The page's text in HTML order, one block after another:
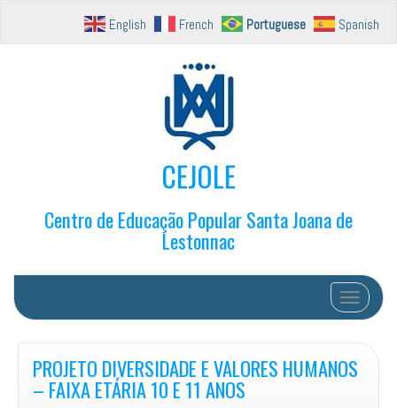
CEJOLE
Centro de Educação Popular Santa Joana de
Lestonnac
Toggle
PROJETO DIVERSIDADE E VALORES HUMANOS
– FAIXA ETÁRIA 10 E 11 ANOS
English French Portuguese Spanish